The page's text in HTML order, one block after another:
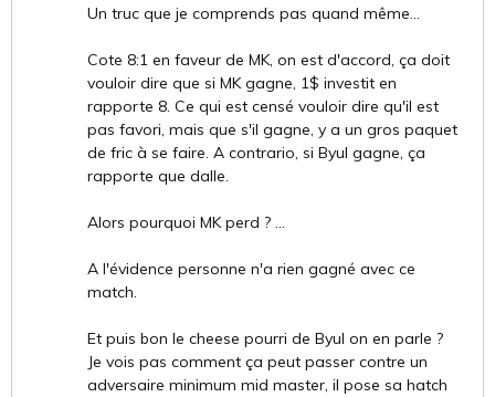
Un truc que je comprends pas quand même...
Cote 8:1 en faveur de MK, on est d'accord, ça doit
vouloir dire que si MK gagne, 1$ investit en
rapporte 8. Ce qui est censé vouloir dire qu'il est
pas favori, mais que s'il gagne, y a un gros paquet
de fric à se faire. A contrario, si Byul gagne, ça
rapporte que dalle.
Alors pourquoi MK perd ? ...
A l'évidence personne n'a rien gagné avec ce
match.
Et puis bon le cheese pourri de Byul on en parle ?
Je vois pas comment ça peut passer contre un
adversaire minimum mid master, il pose sa hatch